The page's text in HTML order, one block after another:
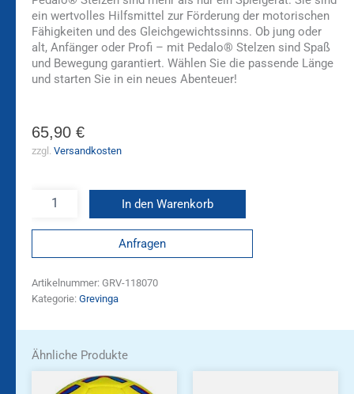
ein wertvolles Hilfsmittel zur Förderung der motorischen
Fähigkeiten und des Gleichgewichtssinns. Ob jung oder
alt, Anfänger oder Profi – mit Pedalo® Stelzen sind Spaß
und Bewegung garantiert. Wählen Sie die passende Länge
und starten Sie in ein neues Abenteuer!
65,90 €
zzgl. Versandkosten
In den Warenkorb
Anfragen
Artikelnummer: GRV-118070
Kategorie: Grevinga
Ähnliche Produkte